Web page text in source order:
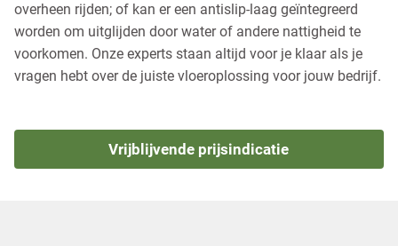
overheen rijden; of kan er een antislip-laag geïntegreerd
worden om uitglijden door water of andere nattigheid te
voorkomen. Onze experts staan altijd voor je klaar als je
vragen hebt over de juiste vloeroplossing voor jouw bedrijf.
Vrijblijvende prijsindicatie